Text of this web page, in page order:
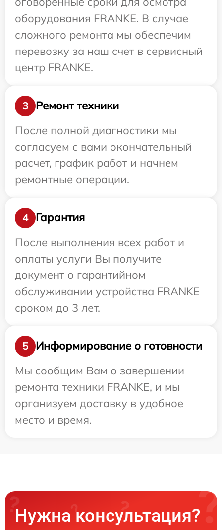
оборудования FRANKE. В случае
сложного ремонта мы обеспечим
перевозку за наш счет в сервисный
центр FRANKE.
3
Ремонт техники
После полной диагностики мы
согласуем с вами окончательный
расчет, график работ и начнем
ремонтные операции.
4
Гарантия
После выполнения всех работ и
оплаты услуги Вы получите
документ о гарантийном
обслуживании устройства FRANKE
сроком до 3 лет.
5
Информирование о готовности
Мы сообщим Вам о завершении
ремонта техники FRANKE, и мы
организуем доставку в удобное
место и время.
Нужна консультация?